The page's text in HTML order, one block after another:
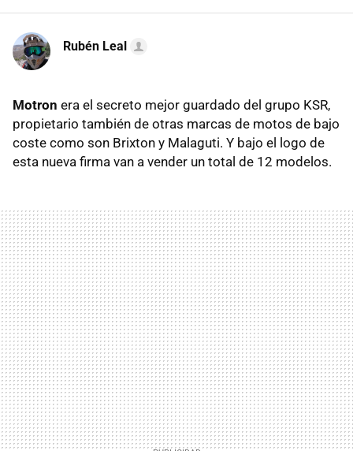
Rubén Leal
Motron era el secreto mejor guardado del grupo KSR,
propietario también de otras marcas de motos de bajo
coste como son Brixton y Malaguti. Y bajo el logo de
esta nueva firma van a vender un total de 12 modelos.